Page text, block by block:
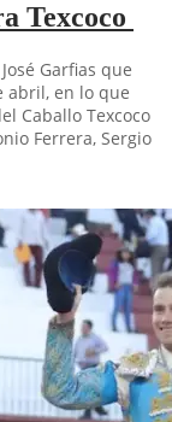
Texcoco
Garfias que
abril, en lo que
Caballo Texcoco
Ferrera, Sergio